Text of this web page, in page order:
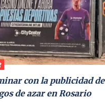
con la publicidad de
de azar en Rosario